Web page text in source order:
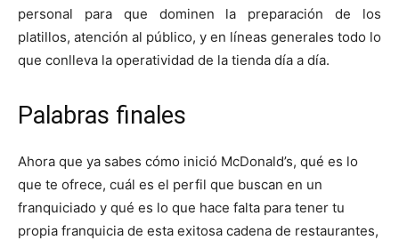
personal para que dominen la preparación de los
platillos, atención al público, y en líneas generales todo lo
que conlleva la operatividad de la tienda día a día.
Palabras finales
Ahora que ya sabes cómo inició McDonald’s, qué es lo
que te ofrece, cuál es el perfil que buscan en un
franquiciado y qué es lo que hace falta para tener tu
propia franquicia de esta exitosa cadena de restaurantes,